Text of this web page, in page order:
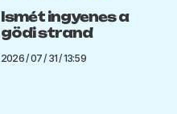
Ismét ingyenes a
gödi strand
2026 / 07 / 31 / 13:59